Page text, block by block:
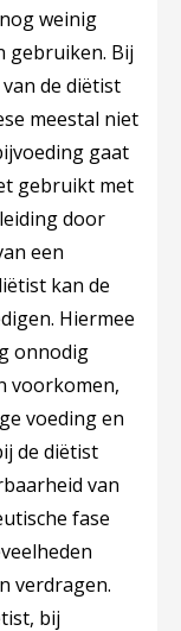
weinig
gebruiken. Bij
de diëtist
meestal niet
gaat
gebruikt met
door
een
kan de
Hiermee
onnodig
voorkomen,
voeding en
de diëtist
van
fase
verdragen.
bij